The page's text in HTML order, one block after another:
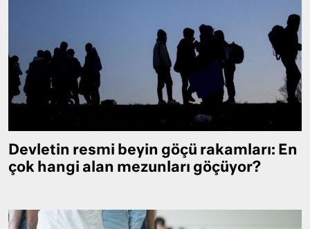
Devletin resmi beyin göçü rakamları: En
çok hangi alan mezunları göçüyor?